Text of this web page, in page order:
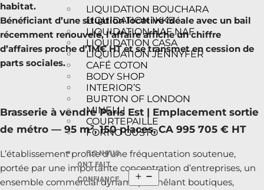
LIQUIDATION BOUCHARA
LIQUIDATION IKKS
LIQUIDATION NAF NAF
LIQUIDATION CASA
LIQUIDATION JENNYFER
CAFÉ COTON
BODY SHOP
INTERIOR’S
BURTON OF LONDON
MINELLI
COURTEPAILLE
FORNO GUSTO
ILS NOUS
ONT FAIT
CONFIANCE
habitat.
Bénéficiant d’une situation locative idéale avec un bail
récemment renouvelé, l’affaire affiche un chiffre
d’affaires proche d’1M€ HT et se transmet en cession de
parts sociales.
Brasserie à vendre Paris Est | Emplacement sortie
de métro — 95 m², 150 places, CA 995 705 € HT
L’établissement profite d’une fréquentation soutenue,
portée par une importante concentration d’entreprises, un
ensemble commercial dynamique mêlant boutiques,